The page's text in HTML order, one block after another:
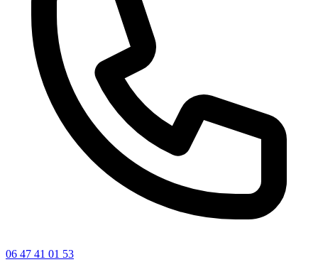
06 47 41 01 53